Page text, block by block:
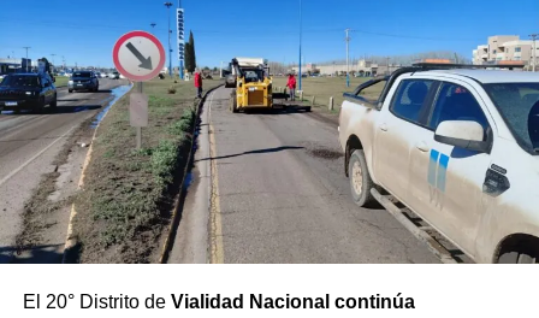
El 20° Distrito de Vialidad Nacional continúa